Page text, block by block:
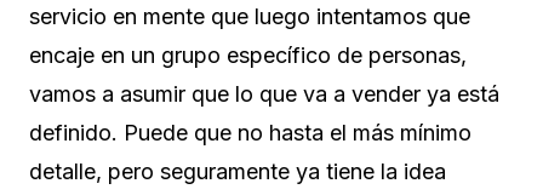
servicio en mente que luego intentamos que
encaje en un grupo específico de personas,
vamos a asumir que lo que va a vender ya está
definido. Puede que no hasta el más mínimo
detalle, pero seguramente ya tiene la idea